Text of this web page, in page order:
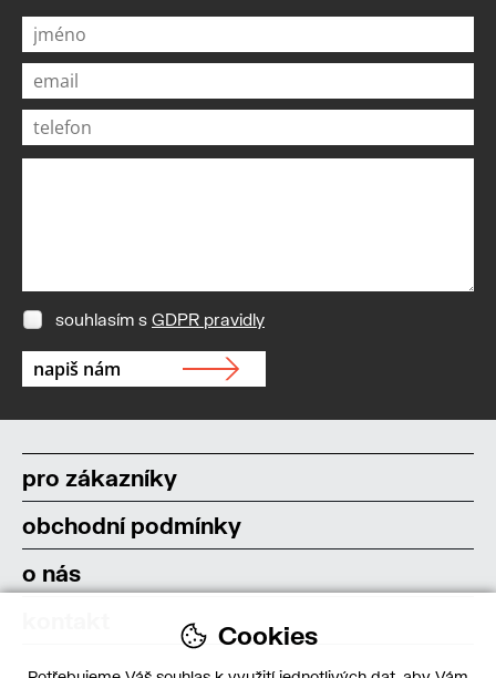
souhlasím s GDPR pravidly
pro zákazníky
obchodní podmínky
o nás
Cookies